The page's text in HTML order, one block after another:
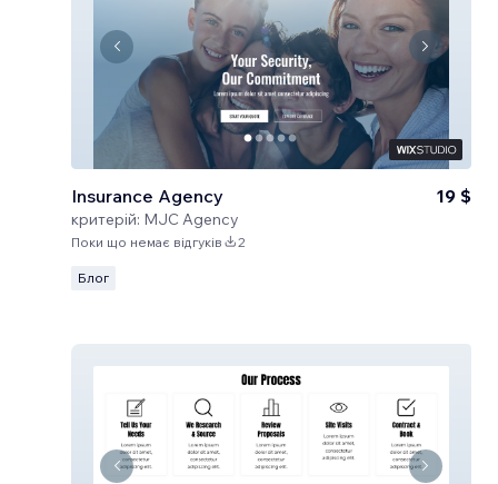
Insurance Agency
критерій: MJC Agency
19 $
Поки що немає відгуків 2
Блог